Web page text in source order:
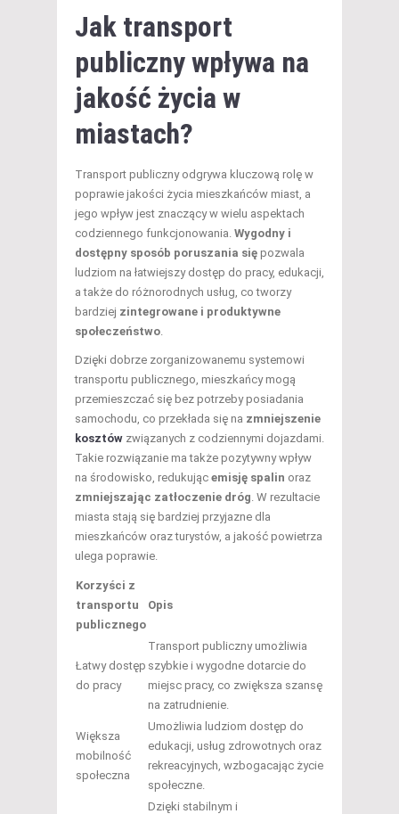
Jak transport
publiczny wpływa na
jakość życia w
miastach?
Transport publiczny odgrywa kluczową rolę w
poprawie jakości życia mieszkańców miast, a
jego wpływ jest znaczący w wielu aspektach
codziennego funkcjonowania. Wygodny i
dostępny sposób poruszania się pozwala
ludziom na łatwiejszy dostęp do pracy, edukacji,
a także do różnorodnych usług, co tworzy
bardziej zintegrowane i produktywne
społeczeństwo
Dzięki dobrze zorganizowanemu systemowi
transportu publicznego, mieszkańcy mogą
przemieszczać się bez potrzeby posiadania
samochodu, co przekłada się na zmniejszenie
kosztów związanych z codziennymi dojazdami.
Takie rozwiązanie ma także pozytywny wpływ
na środowisko, redukując emisję spalin oraz
zmniejszając zatłoczenie dróg . W rezultacie
miasta stają się bardziej przyjazne dla
mieszkańców oraz turystów, a jakość powietrza
ulega poprawie.
Korzyści z
transportu
publicznego
Opis
Łatwy dostęp
do pracy
Transport publiczny umożliwia
szybkie i wygodne dotarcie do
miejsc pracy, co zwiększa szansę
na zatrudnienie.
Większa
mobilność
społeczna
Umożliwia ludziom dostęp do
edukacji, usług zdrowotnych oraz
rekreacyjnych, wzbogacając życie
społeczne.
Dzięki stabilnym i